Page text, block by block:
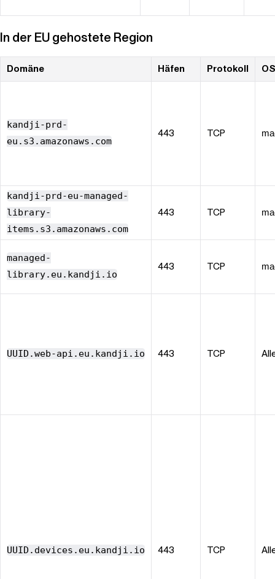
In der EU gehostete Region
Domäne Häfen Protokoll OS
kandji-prd-
eu.s3.amazonaws.com
443 TCP
kandji-prd-eu-managed-
library-
items.s3.amazonaws.com
443 TCP
managed-
library.eu.kandji.io
443 TCP
UUID.web-api.eu.kandji.io 443 TCP
UUID.devices.eu.kandji.io 443 TCP